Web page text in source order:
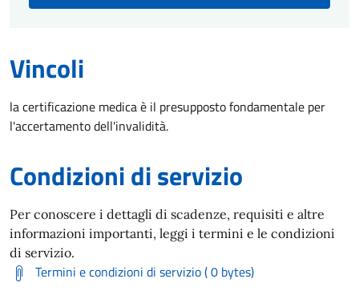
Vincoli
la certificazione medica è il presupposto fondamentale per
l'accertamento dell'invalidità.
Condizioni di servizio
Per conoscere i dettagli di scadenze, requisiti e altre
informazioni importanti, leggi i termini e le condizioni
di servizio.
Termini e condizioni di servizio ( 0 bytes)